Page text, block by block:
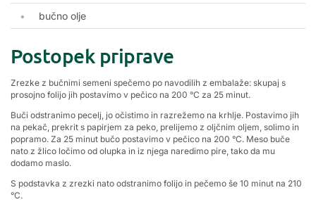
bučno olje
Postopek priprave
Zrezke z bučnimi semeni spečemo po navodilih z embalaže: skupaj s
prosojno folijo jih postavimo v pečico na 200 °C za 25 minut.
Buči odstranimo pecelj, jo očistimo in razrežemo na krhlje. Postavimo jih
na pekač, prekrit s papirjem za peko, prelijemo z oljčnim oljem, solimo in
popramo. Za 25 minut bučo postavimo v pečico na 200 °C. Meso buče
nato z žlico ločimo od olupka in iz njega naredimo pire, tako da mu
dodamo maslo.
S podstavka z zrezki nato odstranimo folijo in pečemo še 10 minut na 210
°C.